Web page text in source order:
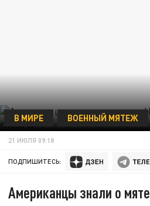
В МИРЕ ВОЕННЫЙ МЯТЕЖ
21 ИЮЛЯ 09:18
ПОДПИШИТЕСЬ:
Американцы знали о